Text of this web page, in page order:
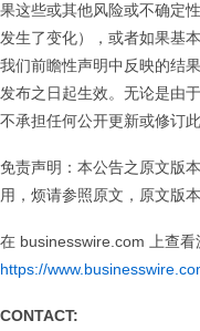
果这些或其他风险或不确定
发生了变化），或者如果基
我们前瞻性声明中反映的结
发布之日起生效。无论是由
不承担任何公开更新或修订
免责声明：本公告之原文版
用，烦请参照原文，原文版
在 businesswire.com 上查看
https://
CONTACT: